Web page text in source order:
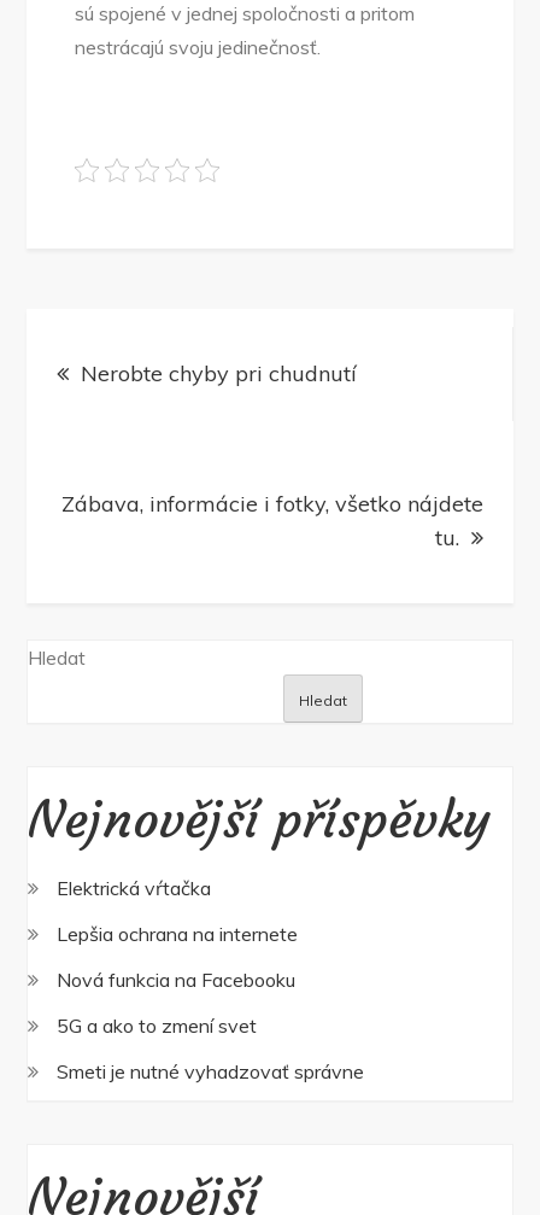
sú spojené v jednej spoločnosti a pritom
nestrácajú svoju jedinečnosť.
Nerobte chyby pri chudnutí
Zábava, informácie i fotky, všetko nájdete
tu.
Hledat
Hledat
Nejnovější příspěvky
Elektrická vŕtačka
Lepšia ochrana na internete
Nová funkcia na Facebooku
5G a ako to zmení svet
Smeti je nutné vyhadzovať správne
Nejnovější